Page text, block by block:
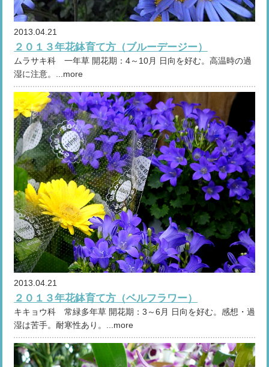
2013.04.21
２０１３年花鉢育て方（ブルーデージー）
ムラサキ科 一年草 開花期：4～10月 日向を好む。高温時の過
湿に注意。...more
2013.04.21
２０１３年花鉢育て方（ベルフラワー）
キキョウ科 常緑多年草 開花期：3～6月 日向を好む。感想・過
湿は苦手。耐寒性あり。...more